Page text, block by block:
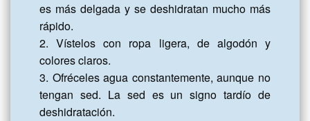
es más delgada y se deshidratan mucho más
rápido.
2. Vístelos con ropa ligera, de algodón y
colores claros.
3. Ofréceles agua constantemente, aunque no
tengan sed. La sed es un signo tardío de
deshidratación.